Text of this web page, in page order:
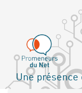
principal
Une